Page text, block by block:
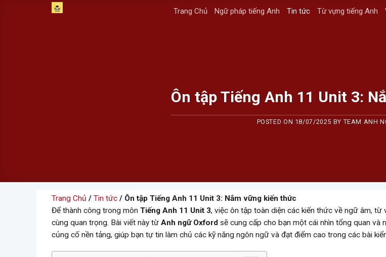
Trang Chủ Ngữ pháp tiếng Anh Tin tức Từ vựng tiếng Anh
Ôn tập Tiếng Anh 11 Unit 3:
POSTED ON 18/07/2025 BY TEAM ANH
Trang Chủ / Tin tức / Ôn tập Tiếng Anh 11 Unit 3: Nắm vững kiến thức
Để thành công trong môn Tiếng Anh 11 Unit 3, việc ôn tập toàn diện các kiến thức về ngữ âm, từ
cùng quan trọng. Bài viết này từ Anh ngữ Oxford sẽ cung cấp cho bạn một cái nhìn tổng quan và
củng cố nền tảng, giúp bạn tự tin làm chủ các kỹ năng ngôn ngữ và đạt điểm cao trong các bài